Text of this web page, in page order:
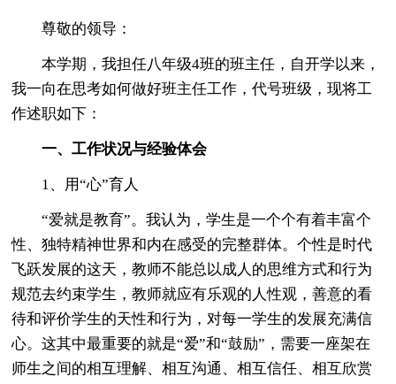
尊敬的领导：
本学期，我担任八年级4班的班主任，自开学以来，
我一向在思考如何做好班主任工作，代号班级，现将工
作述职如下：
一、工作状况与经验体会
1、用“心”育人
“爱就是教育”。我认为，学生是一个个有着丰富个
性、独特精神世界和内在感受的完整群体。个性是时代
飞跃发展的这天，教师不能总以成人的思维方式和行为
规范去约束学生，教师就应有乐观的人性观，善意的看
待和评价学生的天性和行为，对每一学生的发展充满信
心。这其中最重要的就是“爱”和“鼓励”，需要一座架在
师生之间的相互理解、相互沟通、相互信任、相互欣赏